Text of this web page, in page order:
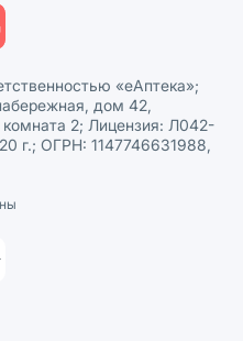
персональных данных
«еАптека»;
дом 42,
2; Лицензия: Л042-
г.; ОГРН: 1147746631988,